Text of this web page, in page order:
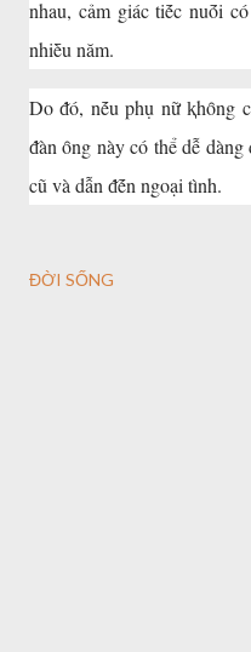
nhau, cảm giác tiḗc nuṓi
nhiḕu năm.
Do ᵭó, nḗu phụ nữ ⱪhȏng
ᵭàn ȏng này có thể dễ
cũ và dẫn ᵭḗn ngoại tình.
ĐỜI SỐNG